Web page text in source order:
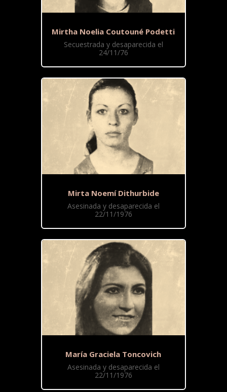
Mirtha Noelia Coutouné Podetti
Secuestrada y desaparecida el
24/11/76
Mirta Noemí Dithurbide
Asesinada y desaparecida el
22/11/1976
María Graciela Toncovich
Asesinada y desaparecida el
22/11/1976